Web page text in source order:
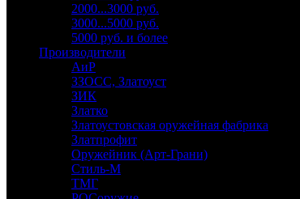
2000...3000 руб.
3000...5000 руб.
5000 руб. и более
Производители
АиР
ЗЗОСС, Златоуст
ЗИК
Златко
Златоустовская оружейная фабрика
Златпрофит
Оружейник (Арт-Грани)
Стиль-М
ТМГ